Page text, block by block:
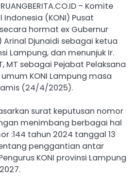
– Komite
(KONI) Pusat
hormat ex Gubernur
Arinal Djunaidi sebagai ketua
Lampung, dan menunjuk Ir.
MT sebagai Pejabat Pelaksana
KONI Lampung masa
(24/4/2025).
surat keputusan nomor
menimbang berbagai hal
:144 tahun 2024 tanggal 13
penggantian antar
KONI provinsi Lampung